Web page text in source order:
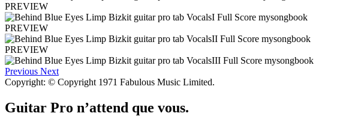
PREVIEW
PREVIEW
PREVIEW
Previous Next
Copyright: © Copyright 1971 Fabulous Music Limited.
Guitar Pro n’attend que vous.